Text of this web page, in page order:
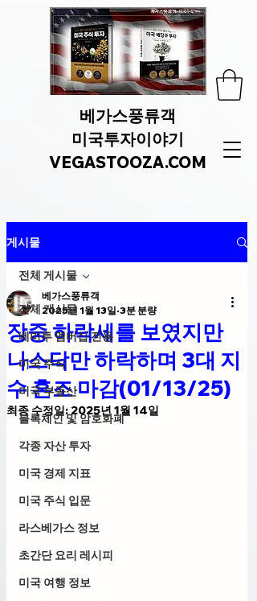
베가스풍류객
미국투자이야기
VEGASTOOZA.COM
게시물
전체 게시물
베미투 멤버십 전용
미국 주식
미국 부동산
블록체인 및 암호화폐
각종 자산 투자
미국 경제 지표
미국 주식 입문
라스베가스 정보
초간단 요리 레시피
미국 여행 정보
전체 게시물
장중 하락세를 보였지만
나스닥만 하락하며 3대 지
수 혼조 마감(01/13/25)
베가스풍류객
2025년 1월 13일 3분 분량
최종 수정일:2025년 1월 14일